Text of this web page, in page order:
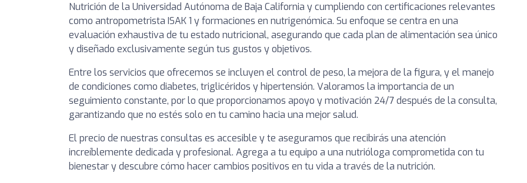
Nutrición de la Universidad Autónoma de Baja California y cumpliendo con certificaciones relevantes
como antropometrista ISAK 1 y formaciones en nutrigenómica. Su enfoque se centra en una
evaluación exhaustiva de tu estado nutricional, asegurando que cada plan de alimentación sea único
y diseñado exclusivamente según tus gustos y objetivos.
Entre los servicios que ofrecemos se incluyen el control de peso, la mejora de la figura, y el manejo
de condiciones como diabetes, triglicéridos y hipertensión. Valoramos la importancia de un
seguimiento constante, por lo que proporcionamos apoyo y motivación 24/7 después de la consulta,
garantizando que no estés solo en tu camino hacia una mejor salud.
El precio de nuestras consultas es accesible y te aseguramos que recibirás una atención
increíblemente dedicada y profesional. Agrega a tu equipo a una nutrióloga comprometida con tu
bienestar y descubre cómo hacer cambios positivos en tu vida a través de la nutrición.